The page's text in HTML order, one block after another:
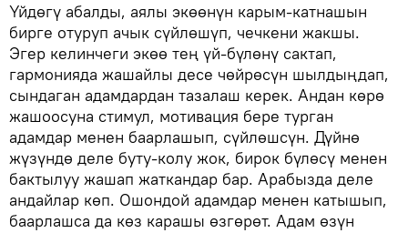
Үйдөгү абалды, аялы экөөнүн карым-катнашын
бирге отуруп ачык сүйлөшүп, чечкени жакшы.
Эгер келинчеги экөө тең үй-бүлөнү сактап,
гармонияда жашайлы десе чөйрөсүн шылдыңдап,
сындаган адамдардан тазалаш керек. Андан көрө
жашоосуна стимул, мотивация бере турган
адамдар менен баарлашып, сүйлөшсүн. Дүйнө
жүзүндө деле буту-колу жок, бирок бүлөсү менен
бактылуу жашап жаткандар бар. Арабызда деле
андайлар көп. Ошондой адамдар менен катышып,
баарлашса да көз карашы өзгөрөт. Адам өзүн